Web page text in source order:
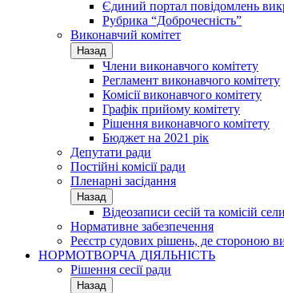
Єдиний портал повідомлень
Рубрика “Доброчесність”
Виконавчий комітет
Назад
Члени виконавчого комітету
Регламент виконавчого комітету
Комісії виконавчого комітету
Графік прийому комітету
Рішення виконавчого комітету
Бюджет на 2021 рік
Депутати ради
Постійні комісії ради
Пленарні засідання
Назад
Відеозаписи сесій та комісій
Нормативне забезпечення
Реєстр судових рішень, де стороною
НОРМОТВОРЧА ДІЯЛЬНІСТЬ
Рішення сесії ради
Назад